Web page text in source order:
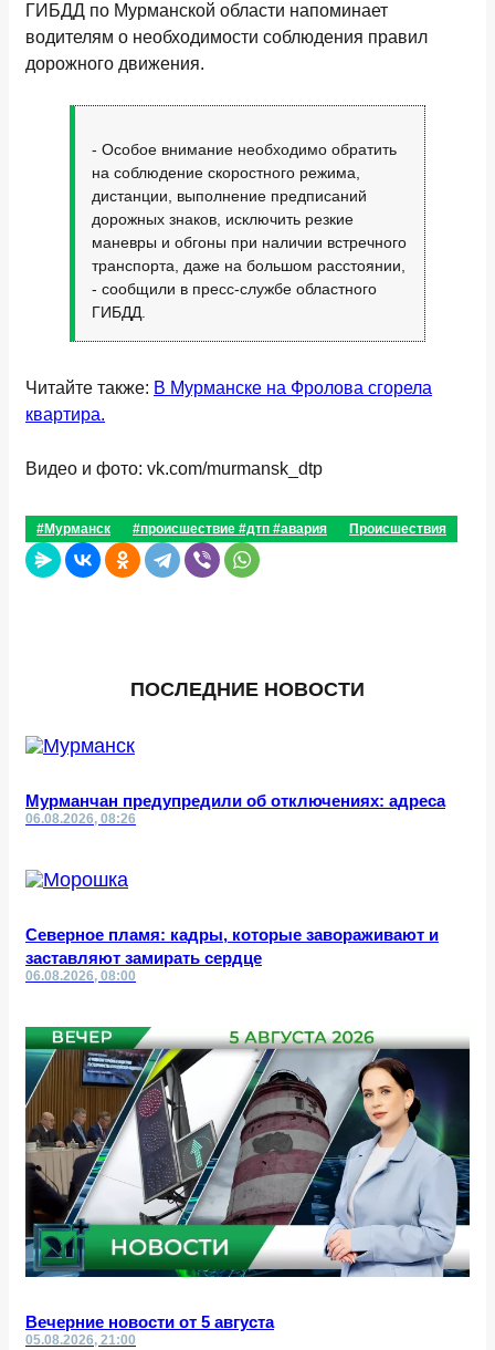
ГИБДД по Мурманской области напоминает
водителям о необходимости соблюдения правил
дорожного движения.
- Особое внимание необходимо обратить
на соблюдение скоростного режима,
дистанции, выполнение предписаний
дорожных знаков, исключить резкие
маневры и обгоны при наличии встречного
транспорта, даже на большом расстоянии,
- сообщили в пресс-службе областного
ГИБДД.
Читайте также: В Мурманске на Фролова сгорела
квартира.
Видео и фото: vk.com/murmansk_dtp
#Мурманск #происшествие #дтп #авария Происшествия
ПОСЛЕДНИЕ НОВОСТИ
Мурманчан предупредили об отключениях: адреса
06.08.2026, 08:26
Северное пламя: кадры, которые завораживают и
заставляют замирать сердце
06.08.2026, 08:00
Вечерние новости от 5 августа
05.08.2026, 21:00